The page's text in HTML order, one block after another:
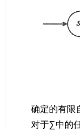
确定的有限
对于∑中的任